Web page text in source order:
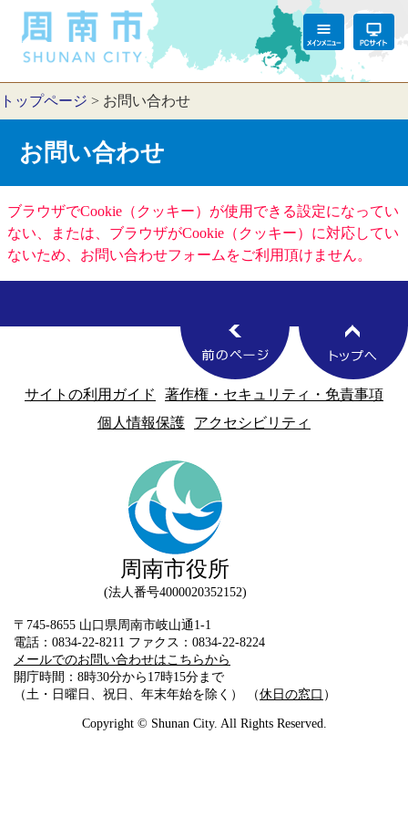
トップページ > お問い合わせ
お問い合わせ
ブラウザでCookie（クッキー）が使用できる設定になってい
ない、または、ブラウザがCookie（クッキー）に対応してい
ないため、お問い合わせフォームをご利用頂けません。
サイトの利用ガイド
著作権・セキュリティ・免責事項
個人情報保護
アクセシビリティ
周南市役所
法人番号4000020352152
〒745-8655 山口県周南市岐山通1-1
電話：0834-22-8211 ファクス：0834-22-8224
メールでのお問い合わせはこちらから
開庁時間：8時30分から17時15分まで
（土・日曜日、祝日、年末年始を除く） （休日の窓口 ）
Copyright © Shunan City. All Rights Reserved.